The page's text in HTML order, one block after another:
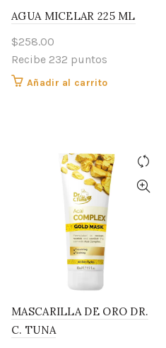
AGUA MICELAR 225 ML
$258.00
Recibe 232 puntos
Añadir al carrito
MASCARILLA DE ORO DR.
C. TUNA